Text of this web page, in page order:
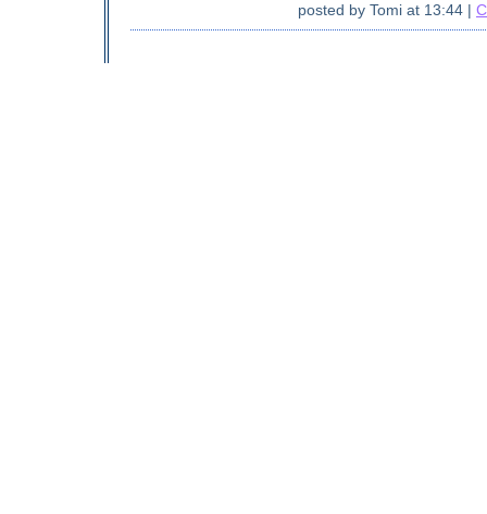
posted by Tomi at 13:44 |